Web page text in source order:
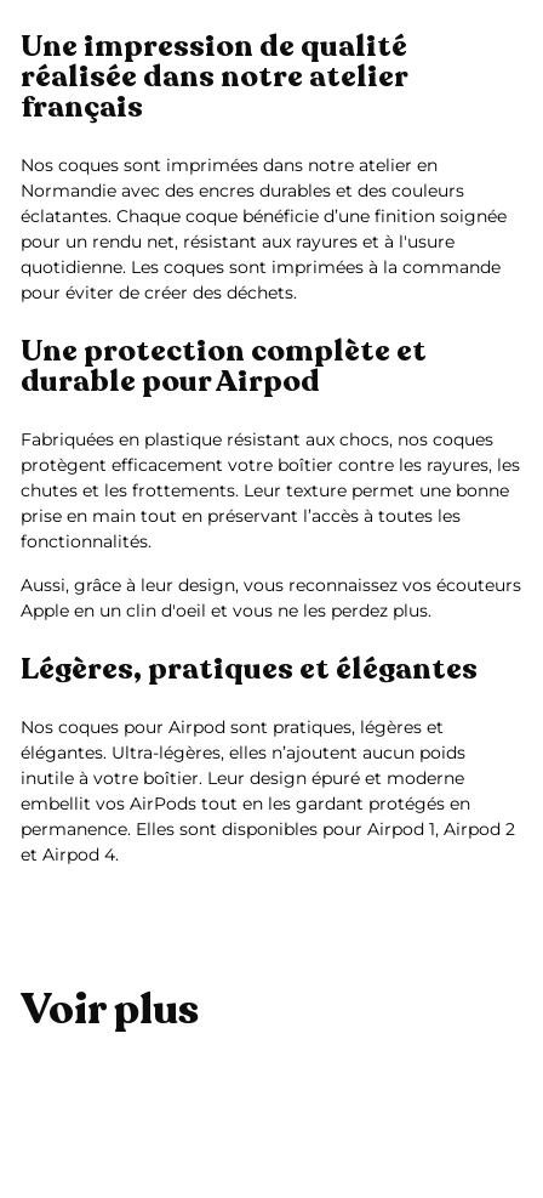
Une impression de qualité
réalisée dans notre atelier
français
Nos coques sont imprimées dans notre atelier en
Normandie avec des encres durables et des couleurs
éclatantes. Chaque coque bénéficie d’une finition soignée
pour un rendu net, résistant aux rayures et à l'usure
quotidienne. Les coques sont imprimées à la commande
pour éviter de créer des déchets.
Une protection complète et
durable pour Airpod
Fabriquées en plastique résistant aux chocs, nos coques
protègent efficacement votre boîtier contre les rayures, les
chutes et les frottements. Leur texture permet une bonne
prise en main tout en préservant l’accès à toutes les
fonctionnalités.
Aussi, grâce à leur design, vous reconnaissez vos écouteurs
Apple en un clin d'oeil et vous ne les perdez plus.
Légères, pratiques et élégantes
Nos coques pour Airpod sont pratiques, légères et
élégantes. Ultra-légères, elles n’ajoutent aucun poids
inutile à votre boîtier. Leur design épuré et moderne
embellit vos AirPods tout en les gardant protégés en
permanence. Elles sont disponibles pour Airpod 1, Airpod 2
et Airpod 4.
Voir plus